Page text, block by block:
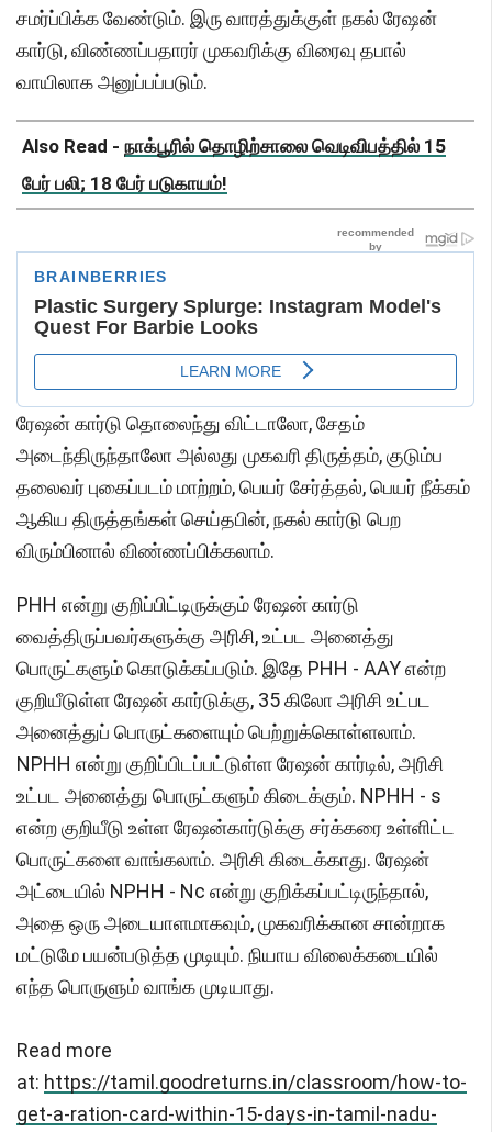
சமர்ப்பிக்க வேண்டும். இரு வாரத்துக்குள் நகல் ரேஷன்
கார்டு, விண்ணப்பதாரர் முகவரிக்கு விரைவு தபால்
வாயிலாக அனுப்பப்படும்.
Also Read - நாக்பூரில் தொழிற்சாலை வெடிவிபத்தில் 15
பேர் பலி; 18 பேர் படுகாயம்!
ரேஷன் கார்டு தொலைந்து விட்டாலோ, சேதம்
அடைந்திருந்தாலோ அல்லது முகவரி திருத்தம், குடும்ப
தலைவர் புகைப்படம் மாற்றம், பெயர் சேர்த்தல், பெயர் நீக்கம்
ஆகிய திருத்தங்கள் செய்தபின், நகல் கார்டு பெற
விரும்பினால் விண்ணப்பிக்கலாம்.
PHH என்று குறிப்பிட்டிருக்கும் ரேஷன் கார்டு
வைத்திருப்பவர்களுக்கு அரிசி, உட்பட அனைத்து
பொருட்களும் கொடுக்கப்படும். இதே PHH - AAY என்ற
குறியீடுள்ள ரேஷன் கார்டுக்கு, 35 கிலோ அரிசி உட்பட
அனைத்துப் பொருட்களையும் பெற்றுக்கொள்ளலாம்.
NPHH என்று குறிப்பிடப்பட்டுள்ள ரேஷன் கார்டில், அரிசி
உட்பட அனைத்து பொருட்களும் கிடைக்கும். NPHH - s
என்ற குறியீடு உள்ள ரேஷன்கார்டுக்கு சர்க்கரை உள்ளிட்ட
பொருட்களை வாங்கலாம். அரிசி கிடைக்காது. ரேஷன்
அட்டையில் NPHH - Nc என்று குறிக்கப்பட்டிருந்தால்,
அதை ஒரு அடையாளமாகவும், முகவரிக்கான சான்றாக
மட்டுமே பயன்படுத்த முடியும். நியாய விலைக்கடையில்
எந்த பொருளும் வாங்க முடியாது.
Read more
at: https://tamil.goodreturns.in/classroom/how-to-
get-a-ration-card-within-15-days-in-tamil-nadu-